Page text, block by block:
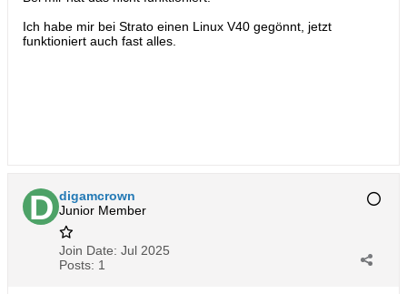
Ich habe mir bei Strato einen Linux V40 gegönnt, jetzt
funktioniert auch fast alles.
digamcrown
Junior Member
Join Date: Jul 2025
Posts: 1